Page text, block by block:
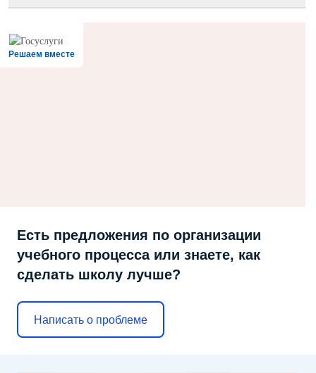
Решаем вместе
Есть предложения по организации
учебного процесса или знаете, как
сделать школу лучше?
Написать о проблеме